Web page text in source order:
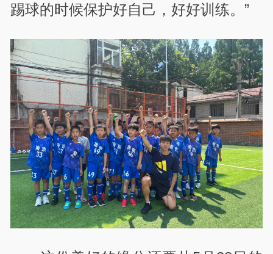
踢球的时候保护好自己，好好训练。”